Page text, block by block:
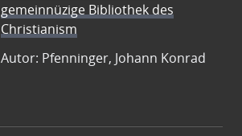
gemeinnüzige Bibliothek des
Christianism
Autor: Pfenninger, Johann Konrad